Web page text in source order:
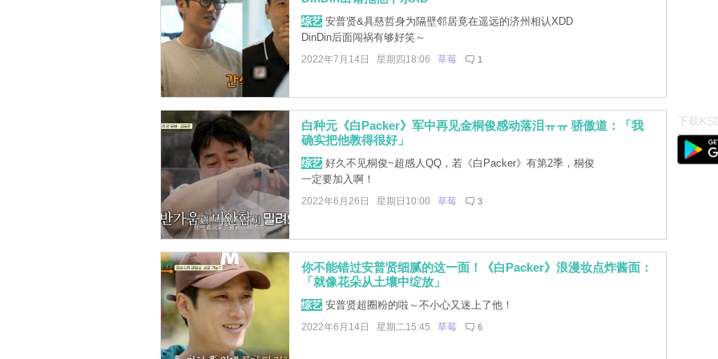
综艺安普贤&具慈哲身为隔壁邻居竟在遥远的济州相认XDD
DinDin后面闯祸有够好笑～
2022年7月14日 星期四18:06 草莓 1
白种元《白Packer》军中再见金桐俊感动落泪ㅠㅠ 骄傲道：「我
确实把他教得很好」
综艺好久不见桐俊~超感人QQ，若《白Packer》有第2季，桐俊
一定要加入啊！
2022年6月26日 星期日10:00 草莓 3
你不能错过安普贤细腻的这一面！《白Packer》浪漫妆点炸酱面：
「就像花朵从土壤中绽放」
综艺安普贤超圈粉的啦～不小心又迷上了他！
2022年6月14日 星期二15:45 草莓 6
下载